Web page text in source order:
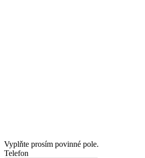
Vyplňte prosím povinné pole.
Telefon